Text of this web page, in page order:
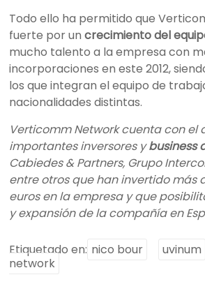
Todo ello ha permitido que
fuerte por uncrecimiento del
mucho talento a la empresa con
incorporaciones en este 2012,
los que integran el equipo de
nacionalidades distintas.
Verticomm Network cuenta con el
importantes inversores ybusiness
Cabiedes & Partners, Grupo
entre otros que han invertido más
euros en la empresa y que
y expansión de la compañía en
Etiquetado en: nico bour uvinum
network